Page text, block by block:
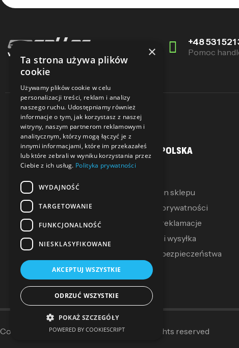
+48 531
Pomoc
MOJE KONTO
Moje pokwitowania
Mój koszyk
SALLER POLSKA
Regulamin sklepu
Polityka prywatności
Zwroty i reklamacje
Dostawa i wysyłka
Polityka bezpieczeństwa
Copyright © 2014–2025Sallerpolska . All rights reserved
×
Ta strona używa plików
cookie
Używamy plików cookie w celu
personalizacji treści, reklam i analizy
naszego ruchu. Udostępniamy również
informacje o tym, jak korzystasz z naszej
witryny, naszym partnerom reklamowym i
analitycznym, którzy mogą łączyć je z
innymi informacjami, które im przekazałeś
lub które zebrali w wyniku korzystania przez
Ciebie z ich usług. Polityka prywatności
WYDAJNOŚĆ
TARGETOWANIE
FUNKCJONALNOŚĆ
NIESKLASYFIKOWANE
AKCEPTUJ WSZYSTKIE
ODRZUĆ WSZYSTKIE
POKAŻ SZCZEGÓŁY
POWERED BY COOKIESCRIPT